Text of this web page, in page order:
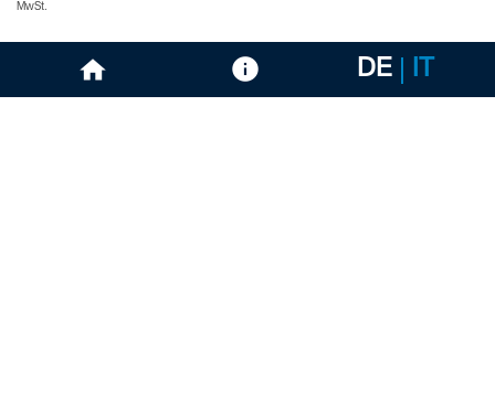
MwSt.
DE IT